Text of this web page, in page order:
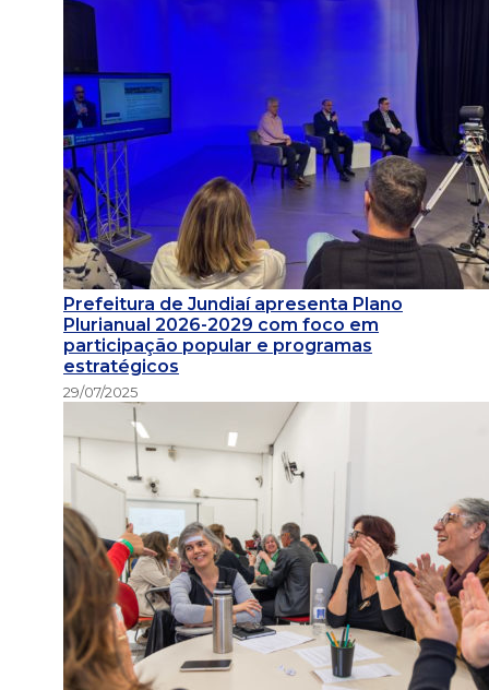
Prefeitura de Jundiaí apresenta Plano
Plurianual 2026-2029 com foco em
participação popular e programas
estratégicos
29/07/2025